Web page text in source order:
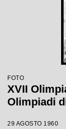
FOTO
XVII
Olimpiadi
29 AGOSTO 1960